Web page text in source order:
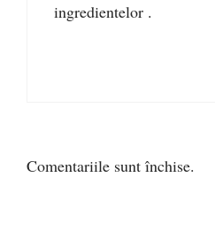
ingredientelor .
Comentariile sunt închise.